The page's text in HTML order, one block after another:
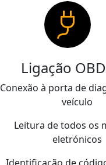
Ligação
Conexão à porta de
veículo
Leitura de todos os
eletrónicos